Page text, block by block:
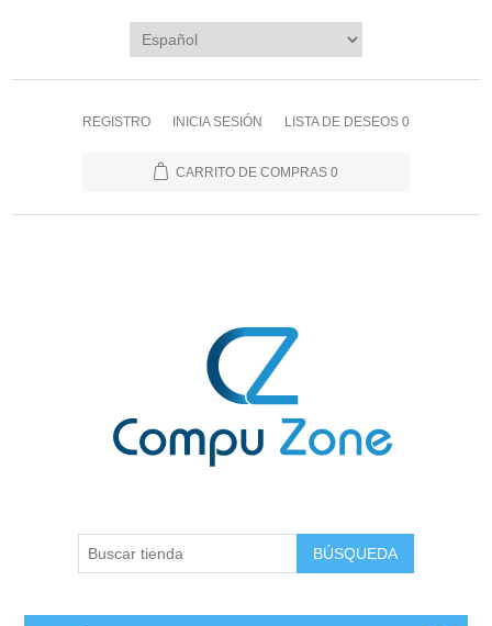
REGISTRO INICIA SESIÓN LISTA DE DESEOS 0
CARRITO DE COMPRAS 0
BÚSQUEDA